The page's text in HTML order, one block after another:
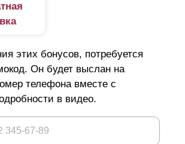
этих бонусов, потребуется
Он будет выслан на
телефона вместе с
в видео.